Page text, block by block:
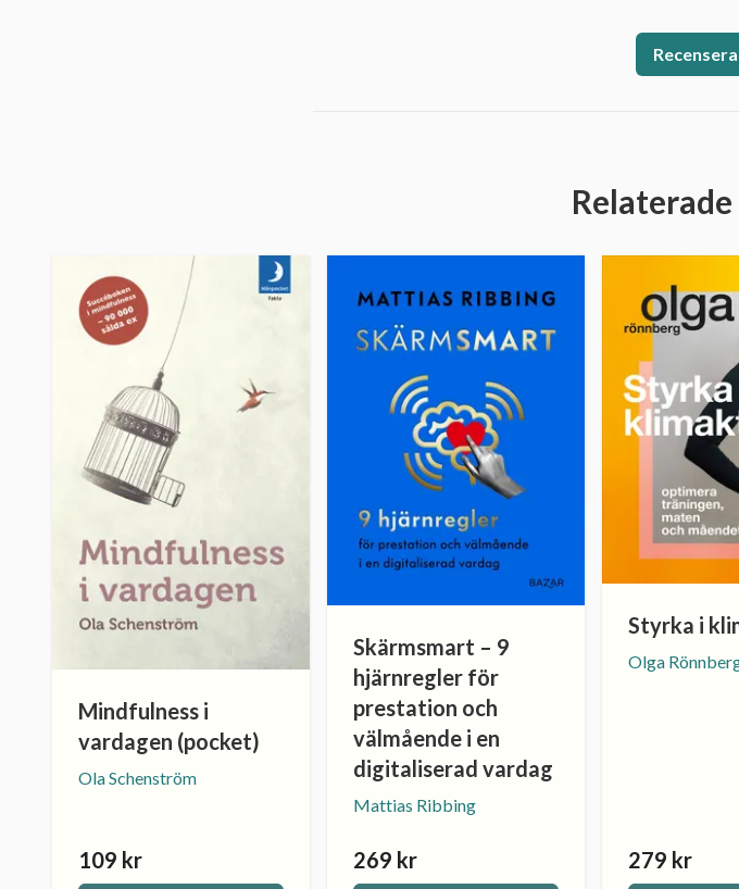
Mindfulness i
vardagen (pocket)
Ola Schenström
109 kr
Skärmsmart – 9
hjärnregler för
prestation och
välmående i en
digitaliserad vardag
Mattias Ribbing
269 kr
Styrka i
Olga
279 kr